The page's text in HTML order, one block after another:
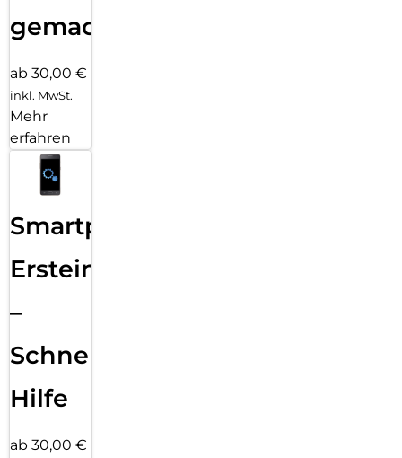
gemacht!
ab 30,00 €
inkl. MwSt.
Mehr
erfahren
Smartphone
Ersteinrichtung
–
Schnelle
Hilfe
ab 30,00 €